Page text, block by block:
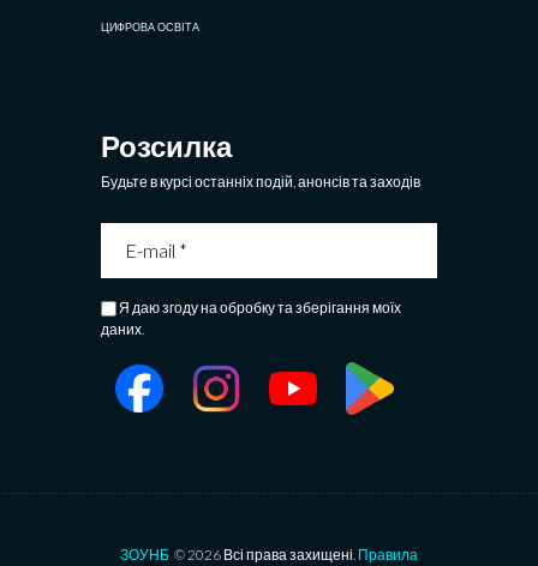
ЦИФРОВА ОСВІТА
Розсилка
Будьте в курсі останніх подій, анонсів та заходів
Я даю згоду на обробку та зберігання моїх
даних.
ЗОУНБ © 2026 Всі права захищені. Правила